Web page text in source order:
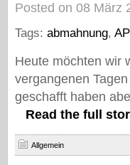
Posted on 08 März
Tags: abmahnung,
Heute möchten wir
vergangenen
geschafft haben
Read the full
Allgemein